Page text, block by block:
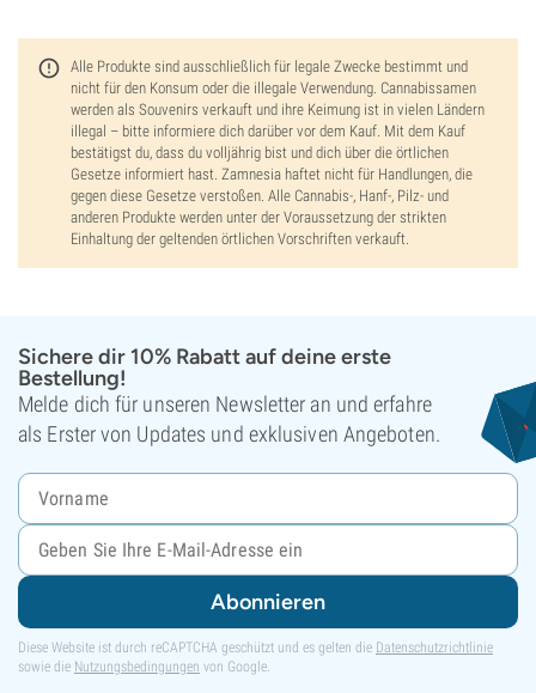
Alle Produkte sind ausschließlich für legale Zwecke bestimmt und
nicht für den Konsum oder die illegale Verwendung. Cannabissamen
werden als Souvenirs verkauft und ihre Keimung ist in vielen Ländern
illegal – bitte informiere dich darüber vor dem Kauf. Mit dem Kauf
bestätigst du, dass du volljährig bist und dich über die örtlichen
Gesetze informiert hast. Zamnesia haftet nicht für Handlungen, die
gegen diese Gesetze verstoßen. Alle Cannabis-, Hanf-, Pilz- und
anderen Produkte werden unter der Voraussetzung der strikten
Einhaltung der geltenden örtlichen Vorschriften verkauft.
Sichere dir 10% Rabatt auf deine erste
Bestellung!
Melde dich für unseren Newsletter an und erfahre
als Erster von Updates und exklusiven Angeboten.
Abonnieren
Diese Website ist durch reCAPTCHA geschützt und es gelten die Datenschutzrichtlinie
sowie die Nutzungsbedingungen von Google.